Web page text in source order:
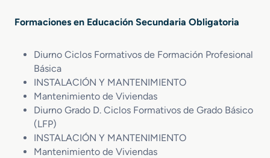
Formaciones en Educación Secundaria Obligatoria
Diurno Ciclos Formativos de Formación Profesional
Básica
INSTALACIÓN Y MANTENIMIENTO
Mantenimiento de Viviendas
Diurno Grado D. Ciclos Formativos de Grado Básico
(LFP)
INSTALACIÓN Y MANTENIMIENTO
Mantenimiento de Viviendas